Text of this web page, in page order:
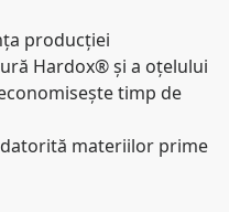
producției
Hardox® și a oțelului
timp de
materiilor prime